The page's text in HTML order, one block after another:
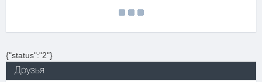
{"status":"2"}
Друзья